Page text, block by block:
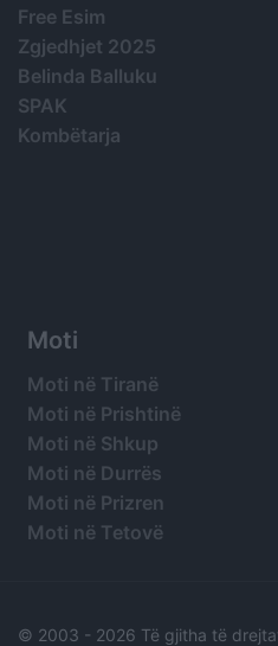
Free Esim
Zgjedhjet 2025
Belinda Balluku
SPAK
Kombëtarja
Moti
Moti në Tiranë
Moti në Prishtinë
Moti në Shkup
Moti në Durrës
Moti në Prizren
Moti në Tetovë
© 2003 - 2026 Të gjitha të